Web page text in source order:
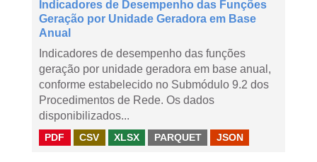
Indicadores de Desempenho das Funções
Geração por Unidade Geradora em Base
Anual
Indicadores de desempenho das funções
geração por unidade geradora em base anual,
conforme estabelecido no Submódulo 9.2 dos
Procedimentos de Rede. Os dados
disponibilizados...
PDF CSV XLSX PARQUET JSON